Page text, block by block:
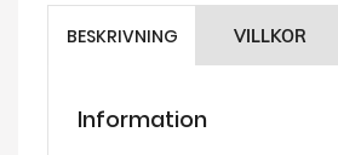
BESKRIVNING VILLKOR
Information